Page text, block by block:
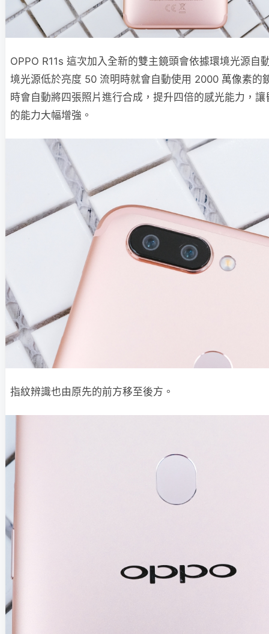
OPPO R11s 這次加入全新的雙主鏡頭會依據環境光源自
境光源低於亮度 50 流明時就會自動使用 2000 萬像素的
時會自動將四張照片進行合成，提升四倍的感光能力，
的能力大幅增強。
指紋辨識也由原先的前方移至後方。